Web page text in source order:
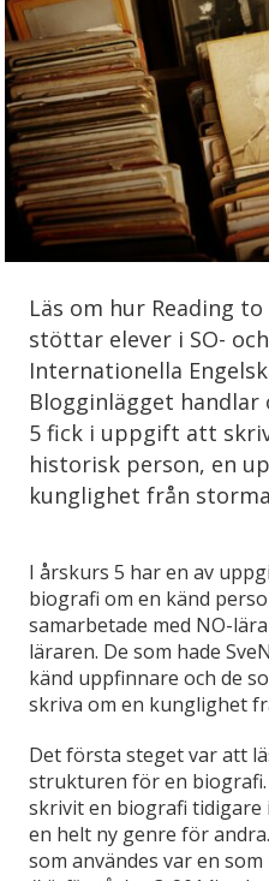
Läs om hur Reading
stöttar elever i SO-
Internationella
Blogginlägget handlar
5 fick i uppgift att
historisk person, en
kunglighet från
I årskurs 5 har en av
biografi om en känd
samarbetade med NO-
läraren. De som hade
känd uppfinnare och de
skriva om en kunglighet
Det första steget var att
strukturen för en biografi.
skrivit en biografi tidigare
en helt ny genre för
som användes var en